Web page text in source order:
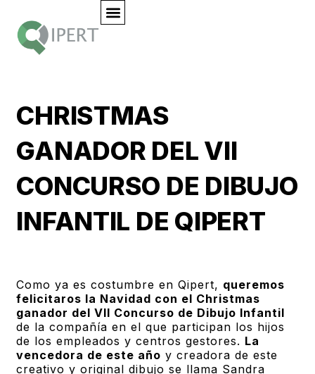
CHRISTMAS
GANADOR DEL VII
CONCURSO DE DIBUJO
INFANTIL DE QIPERT
Como ya es costumbre en Qipert, queremos
felicitaros la Navidad con el Christmas
ganador del VII Concurso de Dibujo Infantil
de la compañía en el que participan los hijos
de los empleados y centros gestores. La
vencedora de este año y creadora de este
creativo y original dibujo se llama Sandra